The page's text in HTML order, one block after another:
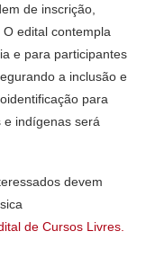
de inscrição,
edital contempla
e para participantes
a inclusão e
para
e indígenas será
devem
de Cursos Livres.